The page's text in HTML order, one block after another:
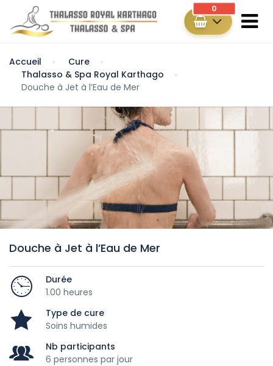
0
Accueil
Cure
Thalasso & Spa Royal Karthago
Douche à Jet à l’Eau de Mer
Douche à Jet à l’Eau de Mer
Durée
1.00 heures
Type de cure
Soins humides
Nb participants
6 personnes par jour